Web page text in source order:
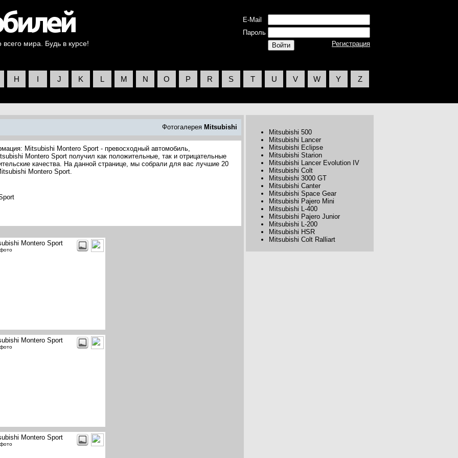
мира. Будь в курсе!
E-Mail
Пароль
Регистрация
H I J K L M N O P R S T U V W Y Z
Фотогалерея Mitsubishi
Mitsubishi Montero Sport - превосходный автомобиль,
Montero Sport получил как положительные, так и отрицательные
качества. На данной странице, мы собрали для вас лучшие 20
Montero Sport.
Montero Sport
Montero Sport
Montero Sport
Mitsubishi 500
Mitsubishi Lancer
Mitsubishi Eclipse
Mitsubishi Starion
Mitsubishi Lancer Evolution IV
Mitsubishi Colt
Mitsubishi 3000 GT
Mitsubishi Canter
Mitsubishi Space Gear
Mitsubishi Pajero Mini
Mitsubishi L-400
Mitsubishi Pajero Junior
Mitsubishi L-200
Mitsubishi HSR
Mitsubishi Colt Ralliart